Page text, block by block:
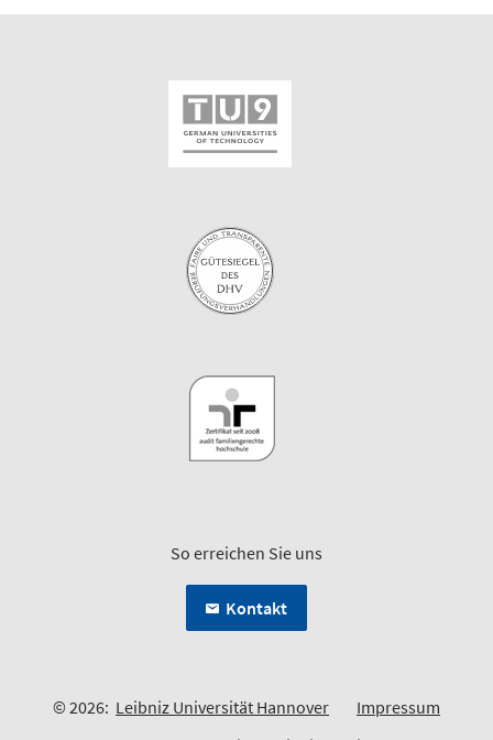
So erreichen Sie uns
Kontakt
© 2026: Leibniz Universität Hannover
Impressum